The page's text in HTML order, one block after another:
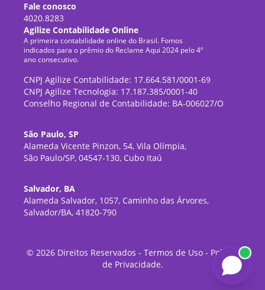
Fale conosco
4020.8283
Agilize Contabilidade Online
A primeira contabilidade online do Brasil. Fomos
indicados para o prêmio do Reclame Aqui 2024 pelo 4º
ano consecutivo.
CNPJ Agilize Contabilidade: 17.664.581/0001-69
CNPJ Agilize Tecnologia: 17.187.385/0001-40
Conselho Regional de Contabilidade: BA-006027/O
São Paulo, SP
Alameda Vicente Pinzon, 54, Vila Olímpia,
São Paulo/SP, 04547-130, Cubo Itaú
Salvador, BA
Alameda Salvador, 1057, Caminho das Árvores,
Salvador/BA, 41820-790
© 2026Direitos Reservados - Termos de Uso- Política
de Privacidade.